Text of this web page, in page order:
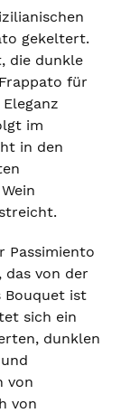
gekeltert.
die dunkle
für
im
in den
Passimiento
von der
Bouquet ist
sich ein
dunklen
von
von